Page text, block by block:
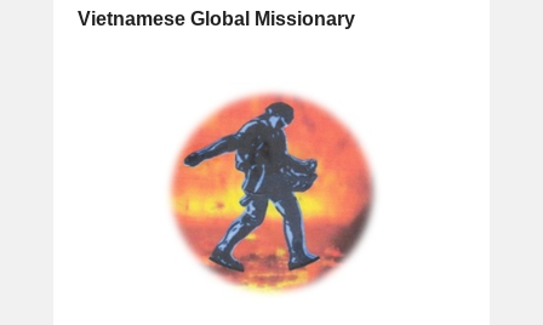
Vietnamese Global Missionary